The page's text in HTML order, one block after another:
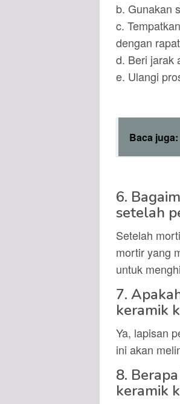
b. Gunakan
c.
dengan
d. Beri jarak
e. Ulangi
Baca juga:
6.
setelah
Setelah
mortir yang
untuk
7.
keramik
Ya, lapisan
ini akan
8.
keramik